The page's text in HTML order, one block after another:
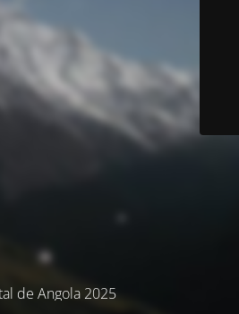
de Angola 2025